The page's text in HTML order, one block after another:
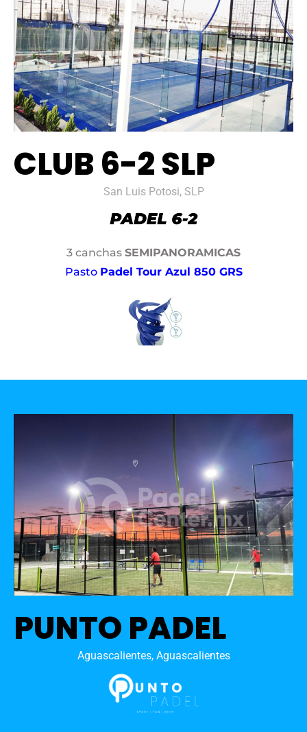
CLUB 6-2 SLP
San Luis Potosi, SLP
3 canchas SEMIPANORAMICAS
Pasto Padel Tour Azul 850 GRS
PUNTO PADEL
Aguascalientes, Aguascalientes